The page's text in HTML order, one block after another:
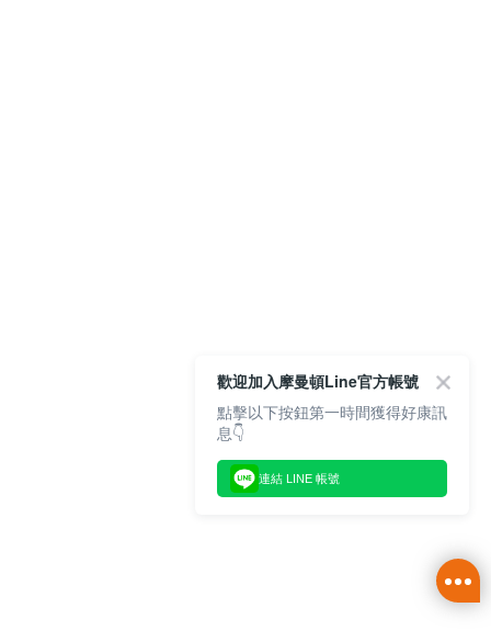
歡迎加入摩曼頓Line官方帳號
點擊以下按鈕第一時間獲得好康訊
息👇
連結 LINE 帳號